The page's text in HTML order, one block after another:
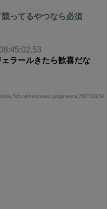
ってるやつなら必須
ラールきたら歓喜だな
krsw.5ch.net/test/read.cgi/gamesm/1587733179/